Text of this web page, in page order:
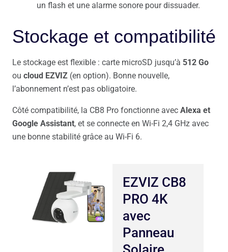
un flash et une alarme sonore pour dissuader.
Stockage et compatibilité
Le stockage est flexible : carte microSD jusqu’à 512 Go
ou cloud EZVIZ (en option). Bonne nouvelle,
l’abonnement n’est pas obligatoire.
Côté compatibilité, la CB8 Pro fonctionne avec Alexa et
Google Assistant, et se connecte en Wi-Fi 2,4 GHz avec
une bonne stabilité grâce au Wi-Fi 6.
EZVIZ CB8
PRO 4K
avec
Panneau